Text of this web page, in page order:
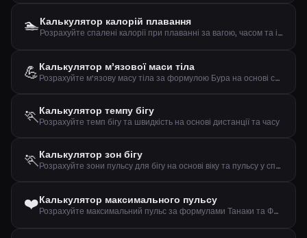
🏊Калькулятор калорій плавання
Розрахуйте спалені калорії при плаванні за вагою, часом та інтенсивністю
💪Калькулятор м'язової маси тіла
Розрахуйте м'язову масу тіла за формулою Бура на основі статі, ваги та зросту
🏃Калькулятор темпу бігу
Розрахуйте темп бігу та швидкість на основі дистанції та часу
🏃Калькулятор зон бігу
Розрахуйте зони пульсу для бігу на основі віку та пульсу у спокої (формула Карвонена)
❤️Калькулятор максимального пульсу
Розрахуйте максимальний пульс за формулами Танаки та Фокса на основі вашого віку